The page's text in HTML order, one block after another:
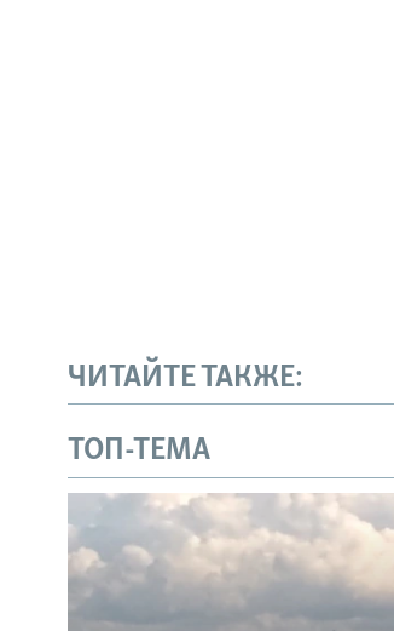
ЧИТАЙТЕ ТАКЖЕ:
ТОП-ТЕМА